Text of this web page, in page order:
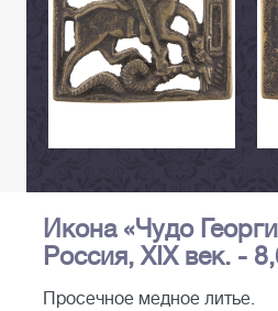
Икона «Чудо
Россия, XIX век. -
Просечное медное литье.